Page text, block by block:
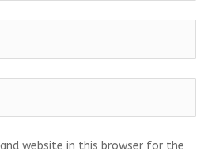
website in this browser for the